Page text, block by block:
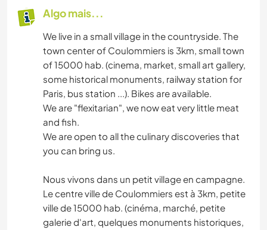
Algo mais...
We live in a small village in the countryside. The
town center of Coulommiers is 3km, small town
of 15000 hab. (cinema, market, small art gallery,
some historical monuments, railway station for
Paris, bus station ...). Bikes are available.
We are "flexitarian", we now eat very little meat
and fish.
We are open to all the culinary discoveries that
you can bring us.
Nous vivons dans un petit village en campagne.
Le centre ville de Coulommiers est à 3km, petite
ville de 15000 hab. (cinéma, marché, petite
galerie d'art, quelques monuments historiques,